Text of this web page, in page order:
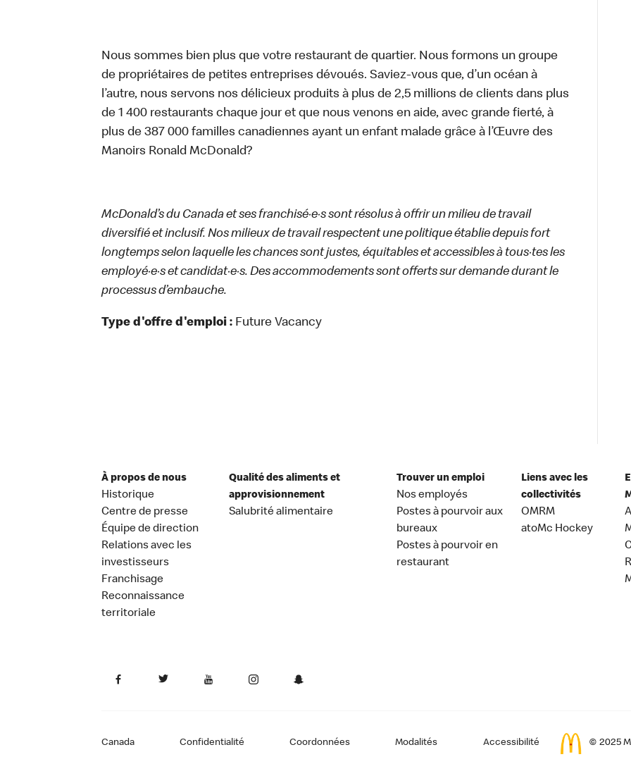
Nous sommes bien plus que votre restaurant de quartier. Nous formons un groupe
de propriétaires de petites entreprises dévoués. Saviez-vous que, d’un océan à
l’autre, nous servons nos délicieux produits à plus de 2,5 millions de clients dans plus
de 1 400 restaurants chaque jour et que nous venons en aide, avec grande fierté, à
plus de 387 000 familles canadiennes ayant un enfant malade grâce à l’Œuvre des
Manoirs Ronald McDonald?
McDonald’s du Canada et ses franchisé·e·s sont résolus à offrir un milieu de travail
diversifié et inclusif. Nos milieux de travail respectent une politique établie depuis fort
longtemps selon laquelle les chances sont justes, équitables et accessibles à tous·tes les
employé·e·s et candidat·e·s. Des accommodements sont offerts sur demande durant le
processus d’embauche.
Type d'offre d'emploi : Future Vacancy
À propos de nous
Historique
Centre de presse
Équipe de direction
Relations avec les
investisseurs
Franchisage
Reconnaissance
territoriale
Qualité des aliments et
approvisionnement
Salubrité alimentaire
Trouver un emploi
Nos employés
Postes à pourvoir aux
bureaux
Postes à pourvoir en
restaurant
Liens avec les
collectivités
OMRM
atoMc Hockey
Canada Confidentialité Coordonnées Modalités Accessibilité © 2025